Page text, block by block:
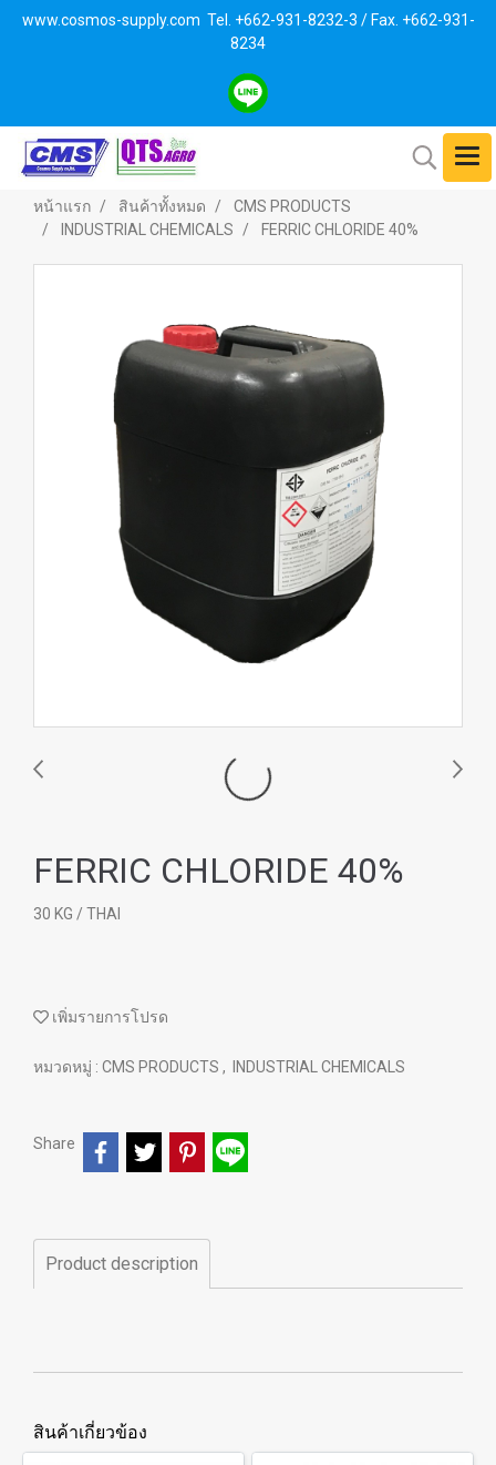
www.cosmos-supply.com Tel. +662-931-8232-3 / Fax. +662-931-
8234
หน้าแรก สินค้าทั้งหมด
CMS PRODUCTS
INDUSTRIAL CHEMICALS
FERRIC CHLORIDE 40%
FERRIC CHLORIDE 40%
30 KG / THAI
เพิ่มรายการโปรด
หมวดหมู่ : CMS PRODUCTS , INDUSTRIAL CHEMICALS
Share
Product description
สินค้าเกี่ยวข้อง